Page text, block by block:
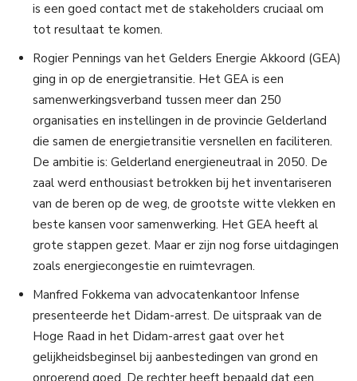
is een goed contact met de stakeholders cruciaal om
tot resultaat te komen.
Rogier Pennings van het Gelders Energie Akkoord (GEA)
ging in op de energietransitie. Het GEA is een
samenwerkingsverband tussen meer dan 250
organisaties en instellingen in de provincie Gelderland
die samen de energietransitie versnellen en faciliteren.
De ambitie is: Gelderland energieneutraal in 2050. De
zaal werd enthousiast betrokken bij het inventariseren
van de beren op de weg, de grootste witte vlekken en
beste kansen voor samenwerking. Het GEA heeft al
grote stappen gezet. Maar er zijn nog forse uitdagingen
zoals energiecongestie en ruimtevragen.
Manfred Fokkema van advocatenkantoor Infense
presenteerde het Didam-arrest. De uitspraak van de
Hoge Raad in het Didam-arrest gaat over het
gelijkheidsbeginsel bij aanbestedingen van grond en